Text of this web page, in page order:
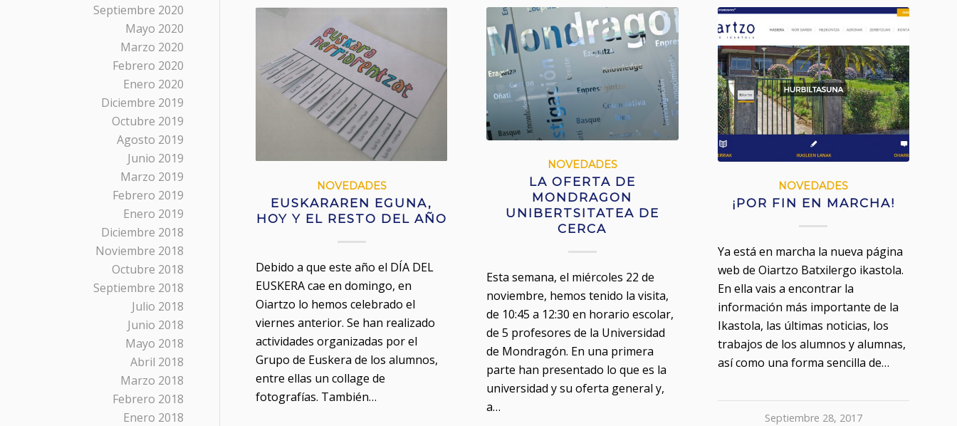
NOVEDADES
EUSKARAREN EGUNA,
HOY Y EL RESTO DEL AÑO
Debido a que este año el DÍA DEL
EUSKERA cae en domingo, en
Oiartzo lo hemos celebrado el
viernes anterior. Se han realizado
actividades organizadas por el
Grupo de Euskera de los alumnos,
entre ellas un collage de
fotografías. También…
NOVEDADES
LA OFERTA DE
MONDRAGON
UNIBERTSITATEA DE
CERCA
Esta semana, el miércoles 22 de
noviembre, hemos tenido la visita,
de 10:45 a 12:30 en horario escolar,
de 5 profesores de la Universidad
de Mondragón. En una primera
parte han presentado lo que es la
universidad y su oferta general y,
a…
NOVEDADES
¡POR FIN EN MARCHA!
Ya está en marcha la nueva página
web de Oiartzo Batxilergo ikastola.
En ella vais a encontrar la
información más importante de la
Ikastola, las últimas noticias, los
trabajos de los alumnos y alumnas,
así como una forma sencilla de…
Septiembre 28, 2017
Septiembre 2020
Mayo 2020
Marzo 2020
Febrero 2020
Enero 2020
Diciembre 2019
Octubre 2019
Agosto 2019
Junio 2019
Marzo 2019
Febrero 2019
Enero 2019
Diciembre 2018
Noviembre 2018
Octubre 2018
Septiembre 2018
Julio 2018
Junio 2018
Mayo 2018
Abril 2018
Marzo 2018
Febrero 2018
Enero 2018